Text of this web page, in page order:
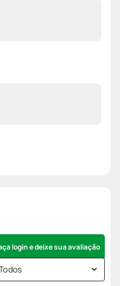
login e deixe sua avaliação